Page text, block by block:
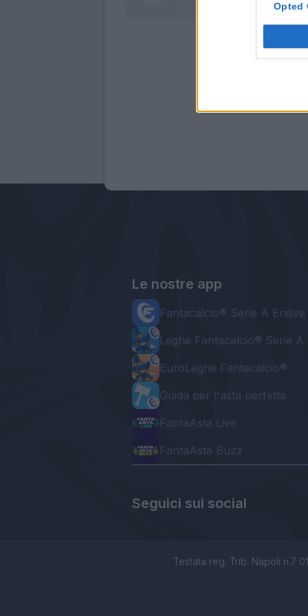
Opted
Le nostre app
Fantacalcio® Serie A Enilive
Leghe Fantacalcio® Serie A
EuroLeghe Fantacalcio®
Guida per l'asta perfetta
FantaAsta Live
FantaAsta Buzz
Seguici sui social
Testata reg. Trib. Napoli n.7